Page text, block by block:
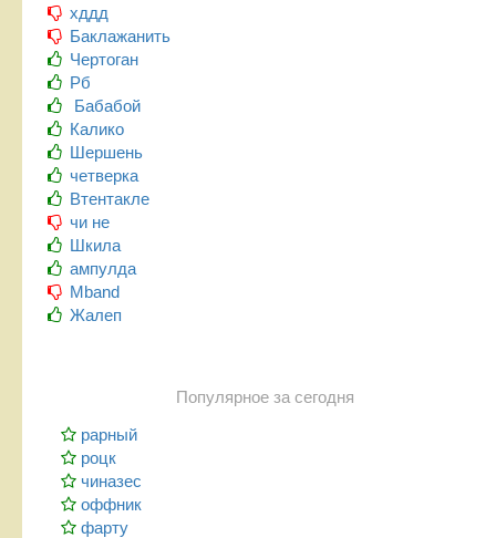
хддд
Баклажанить
Чертоган
Рб
Бабабой
Калико
Шершень
четверка
Втентакле
чи не
Шкила
ампулда
Mband
Жалеп
Популярное за сегодня
рарный
роцк
чиназес
оффник
фарту